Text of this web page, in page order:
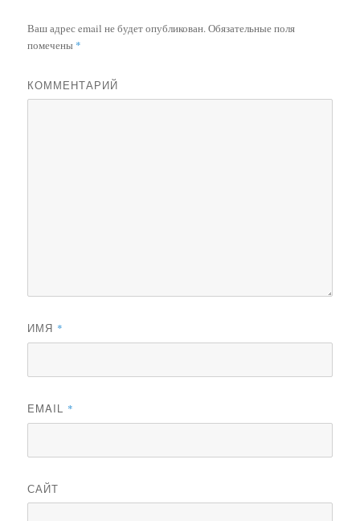
Ваш адрес email не будет опубликован.Обязательные поля
помечены *
КОММЕНТАРИЙ
ИМЯ *
EMAIL *
САЙТ